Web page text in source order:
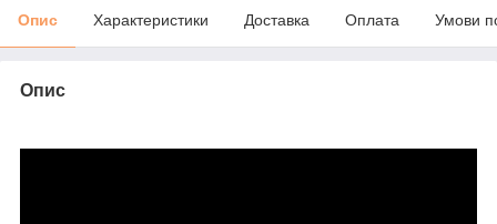
Опис Характеристики Доставка Оплата Умови
Опис